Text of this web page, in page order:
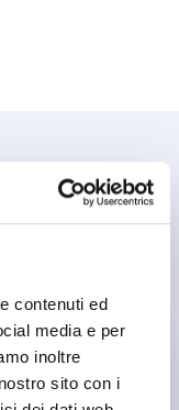
contenuti ed
media e per
inoltre
sito con i
costantemente al